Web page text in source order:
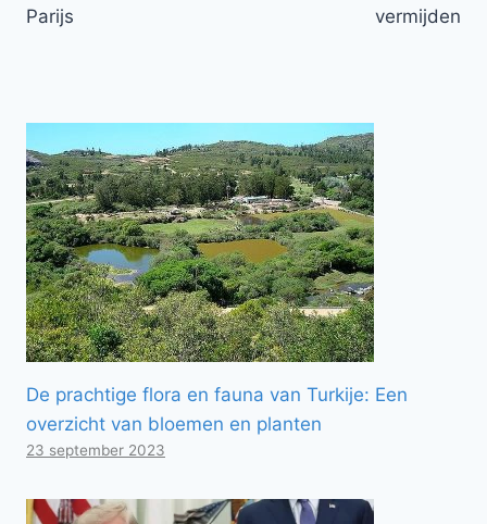
Parijs
vermijden
De prachtige flora en fauna van Turkije: Een
overzicht van bloemen en planten
23 september 2023